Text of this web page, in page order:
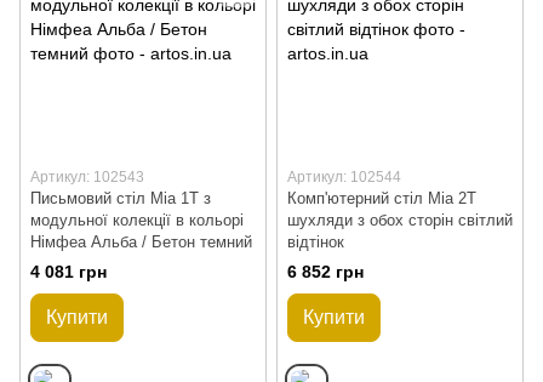
Артикул: 102543
Письмовий стіл Mia 1T з
модульної колекції в кольорі
Німфеа Альба / Бетон темний
4 081 грн
Купити
Артикул: 102544
Комп'ютерний стіл Mia 2T
шухляди з обох сторін світлий
відтінок
6 852 грн
Купити